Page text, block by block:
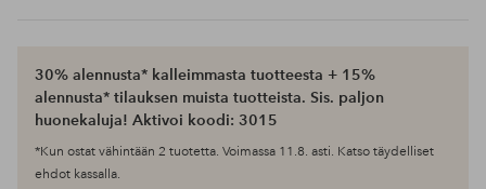
30% alennusta* kalleimmasta tuotteesta + 15%
alennusta* tilauksen muista tuotteista. Sis. paljon
huonekaluja! Aktivoi koodi: 3015
*Kun ostat vähintään 2 tuotetta. Voimassa 11.8. asti. Katso täydelliset
ehdot kassalla.